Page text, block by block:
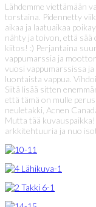
Lähdemme viettämään
torstaina. Pidennetty
aikaa ja laatuaikaa
nähty ja toivon, että sää
kiitos! :) Perjantaina
vappumarssia ja
vuosi vappumarssissa
luontaista vappua.
Siitä lisää sitten
että tämä on mulle
neuletakki, Acnen
Mutta tää
arkkitehtuuria ja nuo